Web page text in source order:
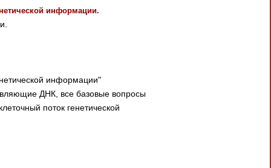
информации.
информации"
ДНК, все базовые вопросы
поток генетической